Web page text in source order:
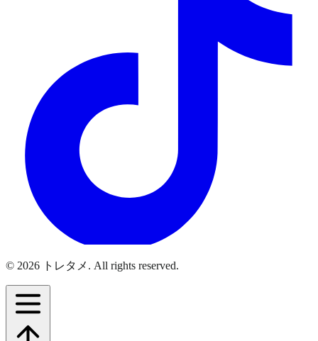
© 2026 トレタメ. All rights reserved.